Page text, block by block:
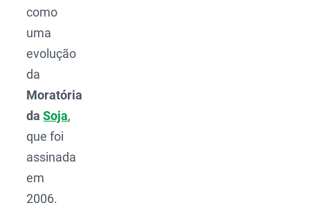
como
uma
evolução
da
Moratória
daSoja,
que foi
assinada
em
2006.